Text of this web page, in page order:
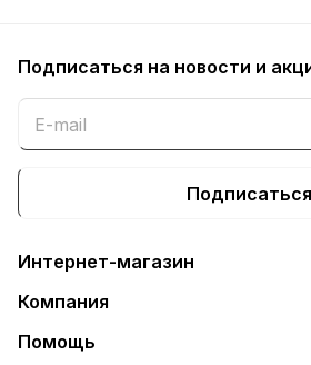
Подписаться на новости и
Подписаться
Интернет-магазин
Компания
Помощь